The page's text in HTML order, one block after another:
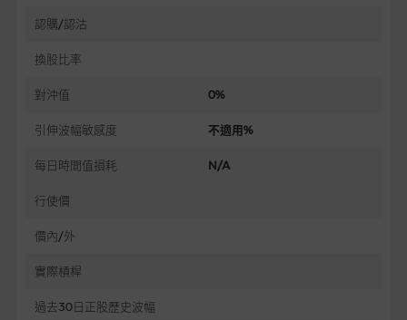
認購/認沽
換股比率
對沖值 0%
引伸波幅敏感度 不適用%
每日時間值損耗 N/A
行使價
價內/外
實際槓桿
過去30日正股歷史波幅